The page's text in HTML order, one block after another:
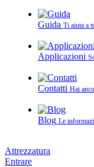
Guida Ti aiuta a
Applicazioni
Contatti Hai
Blog Le
Attrezzatura
Entrare